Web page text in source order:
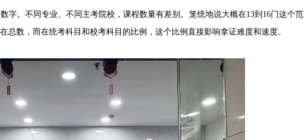
。不同专业、不同主考院校，课程数量有差别。笼统地说大概在13到16门这个范
总数，而在统考科目和校考科目的比例，这个比例直接影响拿证难度和速度。